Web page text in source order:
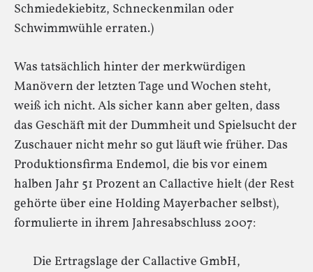
Schmiedekiebitz, Schneckenmilan oder
Schwimmwühle erraten.)
Was tatsächlich hinter der merkwürdigen
Manövern der letzten Tage und Wochen steht,
weiß ich nicht. Als sicher kann aber gelten, dass
das Geschäft mit der Dummheit und Spielsucht der
Zuschauer nicht mehr so gut läuft wie früher. Das
Produktionsfirma Endemol, die bis vor einem
halben Jahr 51 Prozent an Callactive hielt (der Rest
gehörte über eine Holding Mayerbacher selbst),
formulierte in ihrem Jahresabschluss 2007:
Die Ertragslage der Callactive GmbH,